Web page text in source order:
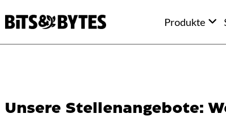
Produkte
Unsere Stellenangebote: